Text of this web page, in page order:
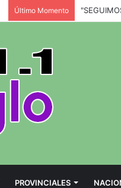
Último Momento
PROVINCIALES